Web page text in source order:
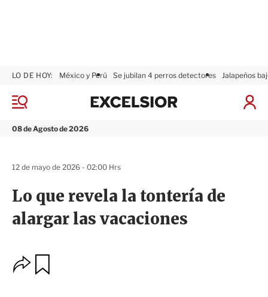
M
n
08 de Agosto de 2026
LO DE HOY: México y Perú Se jubilan 4 perros detectores Jalapeños
I
x
Lo que revela la tontería de
alargar las vacaciones
12 de mayo de 2026 - 02:00 Hrs
O
p